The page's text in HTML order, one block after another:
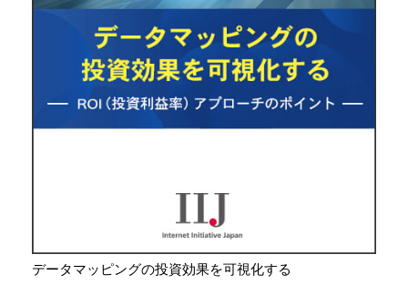
データマッピングの投資効果を可視化する